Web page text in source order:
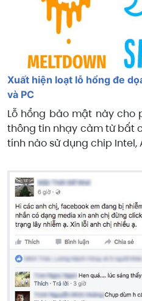
Xuất hiện loạt lỗ hổng đe
và PC
Lỗ hổng bảo mật này
thông tin nhạy cảm từ bất
tính nào sử dụng chip Intel,